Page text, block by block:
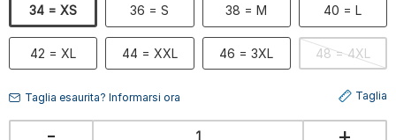
34 = XS 36 = S 38 = M 40 = L
42 = XL 44 = XXL 46 = 3XL 48 = 4XL
Taglia esaurita? Informarsi ora Taglia